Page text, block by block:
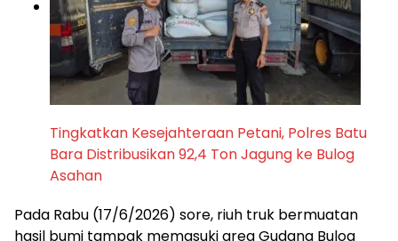
Tingkatkan Kesejahteraan Petani, Polres Batu
Bara Distribusikan 92,4 Ton Jagung ke Bulog
Asahan
​Pada Rabu (17/6/2026) sore, riuh truk bermuatan
hasil bumi tampak memasuki area Gudang Bulog